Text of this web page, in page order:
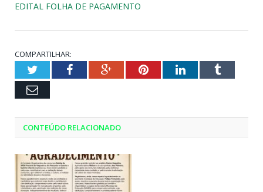
EDITAL FOLHA DE PAGAMENTO
COMPARTILHAR:
TwitterFacebookGoogle+PinterestLinkedInTumblr
Email
CONTEÚDO RELACIONADO